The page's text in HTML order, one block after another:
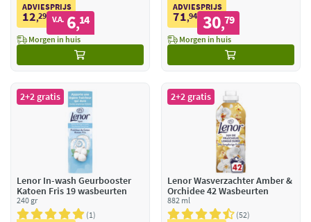
ADVIESPRIJS
12,29 V.A. 6,14
Morgen in huis
ADVIESPRIJS
71,94 30,79
Morgen in huis
2+2 gratis
Lenor In-wash Geurbooster
Katoen Fris 19 wasbeurten
240 gr
1
2+2 gratis
Lenor Wasverzachter Amber &
Orchidee 42 Wasbeurten
882 ml
52